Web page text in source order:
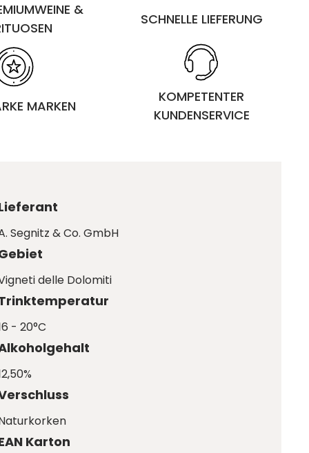
&
SCHNELLE LIEFERUNG
MARKEN
KOMPETENTER
KUNDENSERVICE
Segnitz & Co. GmbH
delle Dolomiti
- 20°C
Karton